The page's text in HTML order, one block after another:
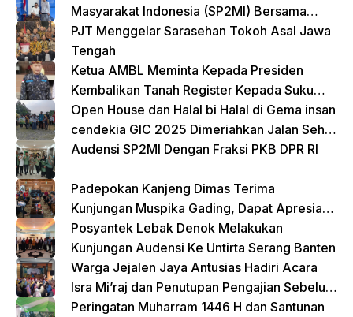
Masyarakat Indonesia (SP2MI) Bersama
Nusadaya Akademik Kunjungi Kementerian
BP2MI
PJT Menggelar Sarasehan Tokoh Asal Jawa
Tengah
Ketua AMBL Meminta Kepada Presiden
Kembalikan Tanah Register Kepada Suku
Lampung
Open House dan Halal bi Halal di Gema insan
cendekia GIC 2025 Dimeriahkan Jalan Sehat
dan Bazar Kreatif
Audensi SP2MI Dengan Fraksi PKB DPR RI
Padepokan Kanjeng Dimas Terima
Kunjungan Muspika Gading, Dapat Apresiasi
atas Kontribusi Sosial dan Keagamaan
Posyantek Lebak Denok Melakukan
Kunjungan Audensi Ke Untirta Serang Banten
Warga Jejalen Jaya Antusias Hadiri Acara
Isra Mi’raj dan Penutupan Pengajian Sebelum
Ramadhan
Peringatan Muharram 1446 H dan Santunan